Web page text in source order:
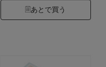
あとで買う